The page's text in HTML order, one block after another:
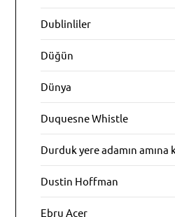
Dublinliler
Düğün
Dünya
Duquesne Whistle
Durduk yere adamın amına
Dustin Hoffman
Ebru Acer